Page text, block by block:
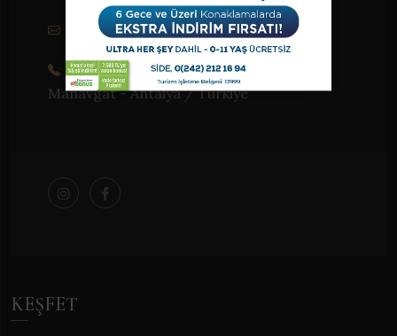
info@sidecrown.com
Evrenseki Mah. Sahil Cad. No:21/26
Manavgat - Antalya / Türkiye
KEŞFET